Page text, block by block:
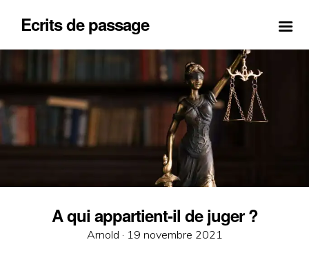
Ecrits de passage
A qui appartient-il de juger ?
Arnold · Posted
19 novembre 2021